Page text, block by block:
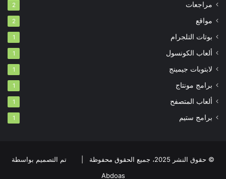
مراجعات 2
مواقع 2
بوتات التلجرام 1
ألعاب الكونسول 1
لابتوبات جيمينج 1
برامج مونتاج 1
ألعاب المتصفح 1
برامج ستيم 1
© حقوق النشر 2025، جميع الحقوق محفوظة |
تم التصميم بواسطة
Abdoas